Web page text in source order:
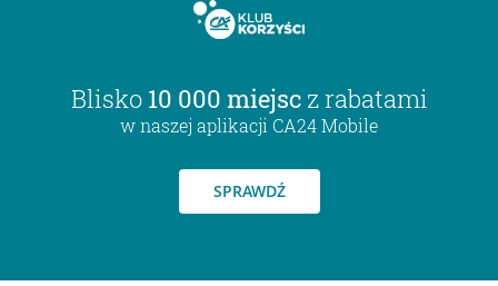
Blisko 10 000 miejsc z rabatami
w naszej aplikacji CA24 Mobile
SPRAWDŹ